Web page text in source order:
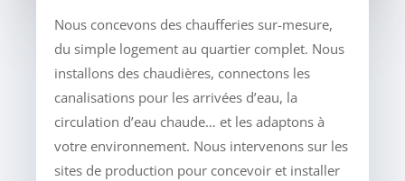
Nous concevons des chaufferies sur-mesure,
du simple logement au quartier complet. Nous
installons des chaudières, connectons les
canalisations pour les arrivées d’eau, la
circulation d’eau chaude… et les adaptons à
votre environnement. Nous intervenons sur les
sites de production pour concevoir et installer